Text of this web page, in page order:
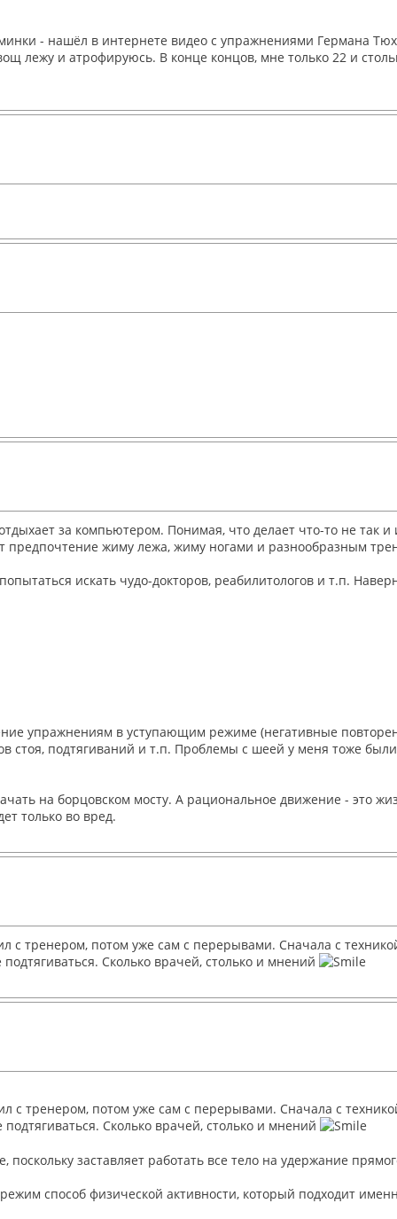
- нашёл в интернете видео с упражнениями Германа
лежу и атрофируюсь. В конце концов, мне только 22 и
за компьютером. Понимая, что делает что-то не
предпочтение жиму лежа, жиму ногами и разнообразным
искать чудо-докторов, реабилитологов и т.п.
упражнениям в уступающим режиме (негативные
подтягиваний и т.п. Проблемы с шеей у меня тоже
на борцовском мосту. А рациональное движение - это
только во вред.
тренером, потом уже сам с перерывами. Сначала с
Сколько врачей, столько и мнений
тренером, потом уже сам с перерывами. Сначала с
Сколько врачей, столько и мнений
заставляет работать все тело на удержание
способ физической активности, который подходит